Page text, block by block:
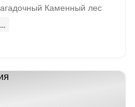
Каменный лес